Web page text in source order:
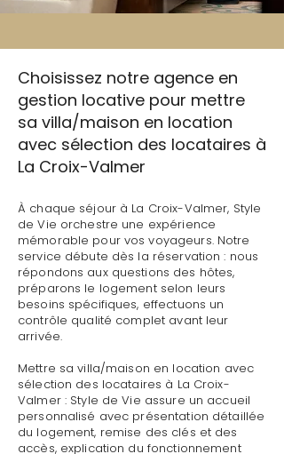
Choisissez notre agence en
gestion locative pour mettre
sa villa/maison en location
avec sélection des locataires à
La Croix-Valmer
À chaque séjour à La Croix-Valmer, Style
de Vie orchestre une expérience
mémorable pour vos voyageurs. Notre
service débute dès la réservation : nous
répondons aux questions des hôtes,
préparons le logement selon leurs
besoins spécifiques, effectuons un
contrôle qualité complet avant leur
arrivée.
Mettre sa villa/maison en location avec
sélection des locataires à La Croix-
Valmer : Style de Vie assure un accueil
personnalisé avec présentation détaillée
du logement, remise des clés et des
accès, explication du fonctionnement